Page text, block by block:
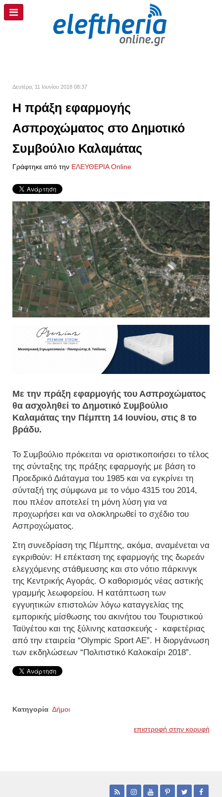
Δευτέρα, 11 Ιουνίου 2018 08:37
Η πράξη εφαρμογής
Ασπροχώματος στο Δημοτικό
Συμβούλιο Καλαμάτας
Γράφτηκε από την ΕΛΕΥΘΕΡΙΑ Online
Με την πράξη εφαρμογής του Ασπροχώματος
θα ασχοληθεί το Δημοτικό Συμβούλιο
Καλαμάτας την Πέμπτη 14 Ιουνίου, στις 8 το
βράδυ.
Το Συμβούλιο πρόκειται να οριστικοποιήσει το τέλος
της σύνταξης της πράξης εφαρμογής με βάση το
Προεδρικό Διάταγμα του 1985 και να εγκρίνει τη
σύνταξή της σύμφωνα με το νόμο 4315 του 2014,
που πλέον αποτελεί τη μόνη λύση για να
προχωρήσει και να ολοκληρωθεί το σχέδιο του
Ασπροχώματος.
Στη συνεδρίαση της Πέμπτης, ακόμα, αναμένεται να
εγκριθούν: Η επέκταση της εφαρμογής της δωρεάν
ελεγχόμενης στάθμευσης και στο νότιο πάρκινγκ
της Κεντρικής Αγοράς. Ο καθορισμός νέας αστικής
γραμμής λεωφορείου. Η κατάπτωση των
εγγυητικών επιστολών λόγω καταγγελίας της
εμπορικής μίσθωσης του ακινήτου του Τουριστικού
Ταϋγέτου και της ξύλινης κατασκευής - καφετέριας
από την εταιρεία “Olympic Sport AE”. Η διοργάνωση
των εκδηλώσεων “Πολιτιστικό Καλοκαίρι 2018”.
Κατηγορία Δήμοι
επιστροφή στην κορυφή